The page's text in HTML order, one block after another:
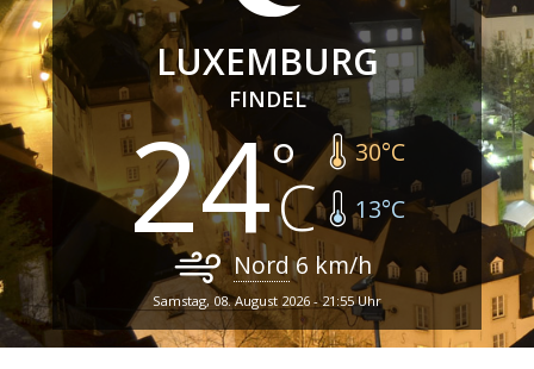
LUXEMBURG
FINDEL
24 30°C
13°C
Nord6 km/h
Samstag, 08. August 2026 - 21:55 Uhr